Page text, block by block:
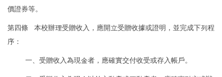
價證券等。
第四條 本校辦理受贈收入，應開立受贈收據或證明，並完成下列程
序：
一、受贈收入為現金者，應確實交付收受或存入帳戶。